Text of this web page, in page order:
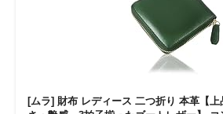
[ムラ] 財布 レディース 二つ折り 本革【